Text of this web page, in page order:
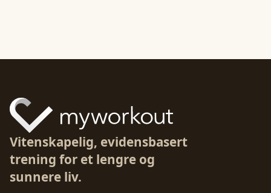
Vitenskapelig, evidensbasert
trening for et lengre og
sunnere liv.